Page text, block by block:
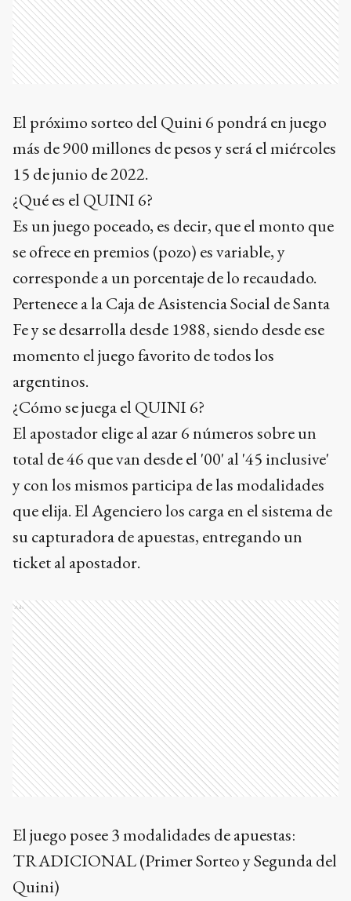
El próximo sorteo del Quini 6 pondrá en juego
más de 900 millones de pesos y será el miércoles
15 de junio de 2022.
¿Qué es el QUINI 6?
Es un juego poceado, es decir, que el monto que
se ofrece en premios (pozo) es variable, y
corresponde a un porcentaje de lo recaudado.
Pertenece a la Caja de Asistencia Social de Santa
Fe y se desarrolla desde 1988, siendo desde ese
momento el juego favorito de todos los
argentinos.
¿Cómo se juega el QUINI 6?
El apostador elige al azar 6 números sobre un
total de 46 que van desde el '00' al '45 inclusive'
y con los mismos participa de las modalidades
que elija. El Agenciero los carga en el sistema de
su capturadora de apuestas, entregando un
ticket al apostador.
Ads
El juego posee 3 modalidades de apuestas:
TRADICIONAL (Primer Sorteo y Segunda del
Quini)